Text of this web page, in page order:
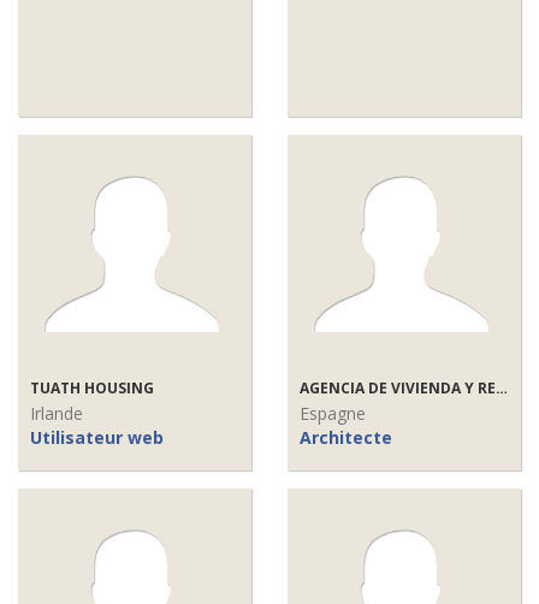
TUATH HOUSING
Irlande
Utilisateur web
AGENCIA DE VIVIENDA Y REHABILITACION DE ANDALUCÍA
Espagne
Architecte